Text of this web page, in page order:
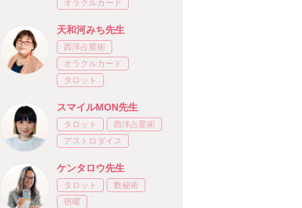
オラクルカード
天和河みち先生
西洋占星術
オラクルカード
タロット
スマイルMON先生
タロット
西洋占星術
アストロダイス
ケンタロウ先生
タロット
数秘術
宿曜